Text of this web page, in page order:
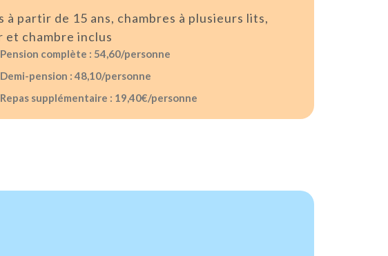
à partir de 15 ans, chambres à plusieurs lits,
et chambre inclus
Pension complète : 54,60/personne
Demi-pension : 48,10/personne
Repas supplémentaire : 19,40€/personne